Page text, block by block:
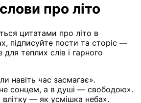
про літо
цитатами про літо в
підписуйте пости та сторіс —
теплих слів і гарного
навіть час засмагає».
сонцем, а в душі — свободою».
влітку — як усмішка неба».